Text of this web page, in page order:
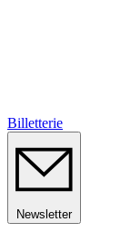
Billetterie
Newsletter